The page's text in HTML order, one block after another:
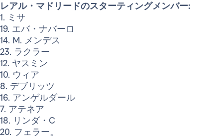
レアル・マドリードのスターティングメンバー:
1. ミサ
19. エバ・ナバーロ
14. M. メンデス
23. ラクラー
12. ヤスミン
10. ウィア
8. デブリッツ
16. アンゲルダール
7. アテネア
18. リンダ・C
20. フェラー。